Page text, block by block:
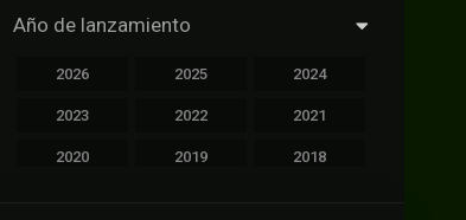
Cinecalidad
Cinetux 1.139
Año de lanzamiento
2026 2025 2024
2023 2022 2021
2020 2019 2018